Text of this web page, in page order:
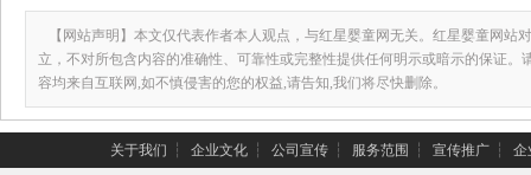
【网站声明】本文仅代表作者本人观点，与红星婴童网无关。红星婴童网站
立，不对所包含内容的准确性、可靠性或完整性提供任何明示或暗示的保证。
容均来自互联网,如不慎侵害的您的权益,请告知,我们将尽快删除。
关于我们 ┆ 企业文化 ┆ 公司宣传 ┆ 服务范围 ┆ 宣传推广 ┆ 企